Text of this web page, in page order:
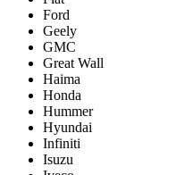
Ford
Geely
GMC
Great Wall
Haima
Honda
Hummer
Hyundai
Infiniti
Isuzu